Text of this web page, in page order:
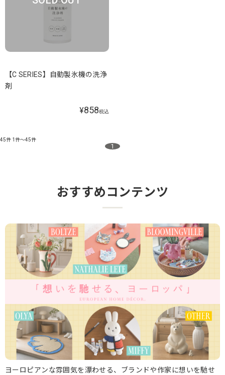
【C SERIES】自動製氷機の洗浄
剤
¥858税込
45件 1件～45件
1
おすすめコンテンツ
ヨーロピアンな雰囲気を漂わせる、ブランドや作家に想いを馳せ